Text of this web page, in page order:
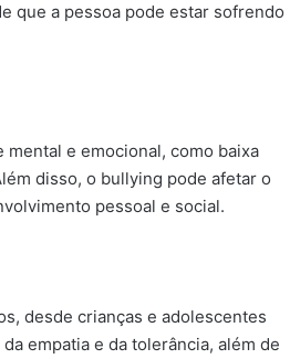
que a pessoa pode estar sofrendo
e emocional, como baixa
disso, o bullying pode afetar o
pessoal e social.
desde crianças e adolescentes
empatia e da tolerância, além de